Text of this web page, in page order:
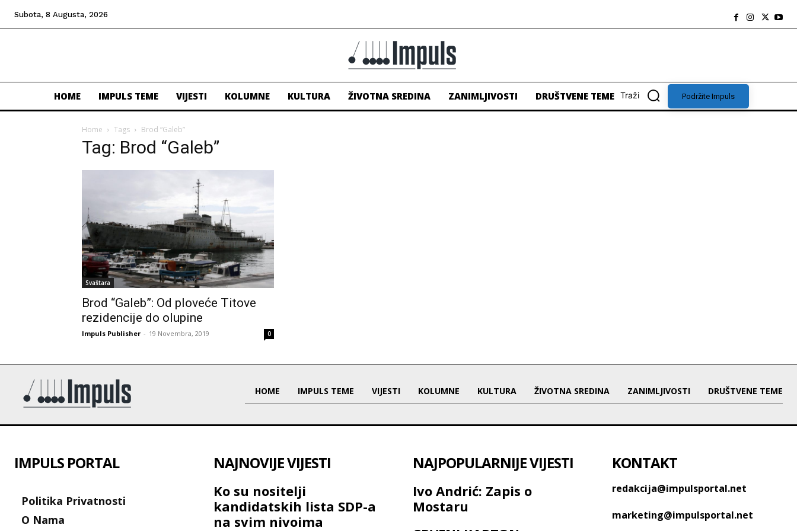
Subota, 8 Augusta, 2026
HOME IMPULS TEME VIJESTI KOLUMNE KULTURA ŽIVOTNA SREDINA ZANIMLJIVOSTI DRUŠTVENE TEME Traži Podržite Impuls
Home Tags Brod “Galeb”
Tag: Brod “Galeb”
Svaštara
Brod “Galeb”: Od ploveće Titove
rezidencije do olupine
Impuls Publisher - 19 Novembra, 2019 0
HOME IMPULS TEME VIJESTI KOLUMNE KULTURA ŽIVOTNA SREDINA ZANIMLJIVOSTI DRUŠTVENE TEME
IMPULS PORTAL
Politika Privatnosti
O Nama
NAJNOVIJE VIJESTI
Ko su nositelji
kandidatskih lista SDP-a
na svim nivoima
NAJPOPULARNIJE VIJESTI
Ivo Andrić: Zapis o
Mostaru
KONTAKT
redakcija@impulsportal.net
marketing@impulsportal.net